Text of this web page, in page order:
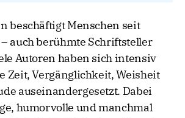
beschäftigt Menschen seit
auch berühmte Schriftsteller
Autoren haben sich intensiv
Zeit, Vergänglichkeit, Weisheit
auseinandergesetzt. Dabei
humorvolle und manchmal